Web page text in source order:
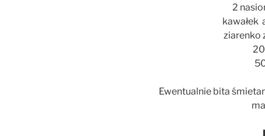
2
kawałek
ziarenko
Ewentualnie bita